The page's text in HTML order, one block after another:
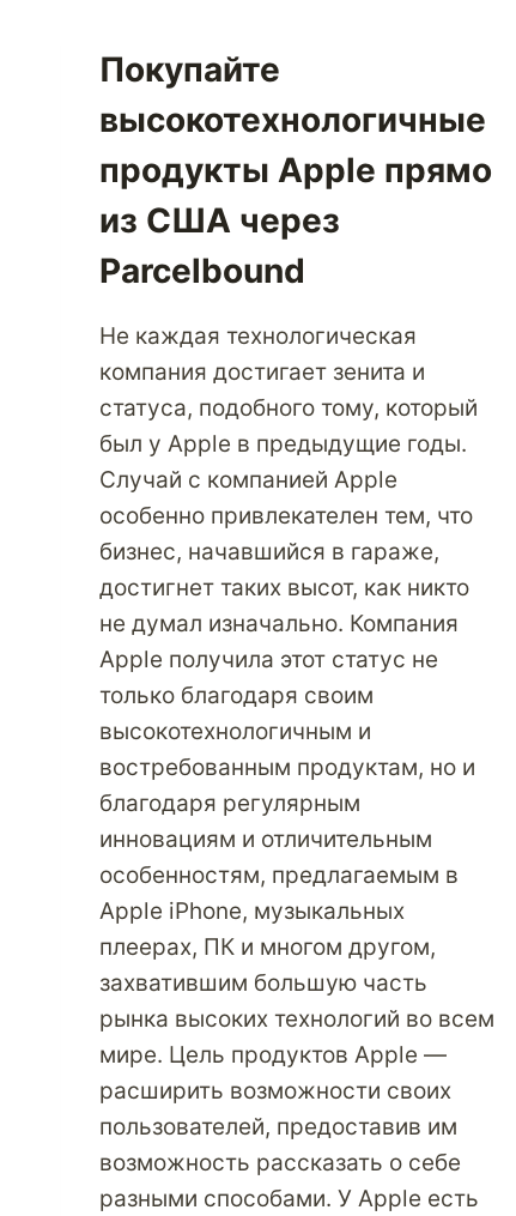
Покупайте
высокотехнологичные
продукты Apple прямо
из США через
Parcelbound
Не каждая технологическая
компания достигает зенита и
статуса, подобного тому, который
был у Apple в предыдущие годы.
Случай с компанией Apple
особенно привлекателен тем, что
бизнес, начавшийся в гараже,
достигнет таких высот, как никто
не думал изначально. Компания
Apple получила этот статус не
только благодаря своим
высокотехнологичным и
востребованным продуктам, но и
благодаря регулярным
инновациям и отличительным
особенностям, предлагаемым в
Apple iPhone, музыкальных
плеерах, ПК и многом другом,
захватившим большую часть
рынка высоких технологий во всем
мире. Цель продуктов Apple —
расширить возможности своих
пользователей, предоставив им
возможность рассказать о себе
разными способами. У Apple есть